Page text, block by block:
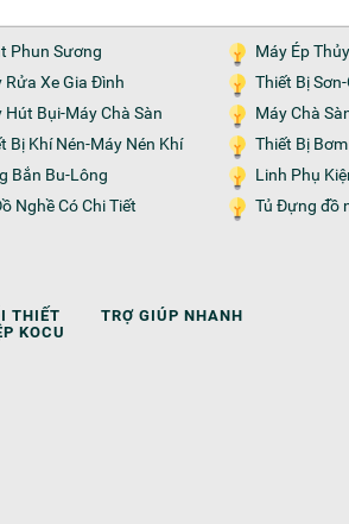
Phun Sương Máy Ép
Rửa Xe Gia Đình Thiết Bị
Hút Bụi-Máy Chà Sàn Máy Chà
Bị Khí Nén-Máy Nén Khí Thiết Bị
Bắn Bu-Lông Linh Phụ
Nghề Có Chi Tiết Tủ Đựng đồ
THIẾT
KOCU
TRỢ GIÚP NHANH